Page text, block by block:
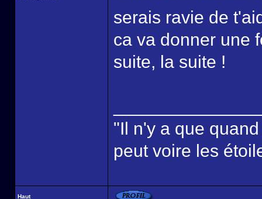
serais ravie de
ca va donner une
suite, la suite !
"Il n'y a que
peut voire les
Haut